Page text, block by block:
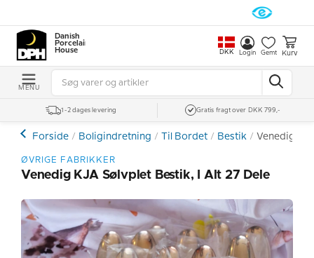
Danish
Porcelain
House
DKK Login Gemt Kurv
MENU
1-2 dages levering Gratis fragt over DKK 799,-
Forside Boligindretning Til Bordet Bestik Venedig
ØVRIGE FABRIKKER
Venedig KJA Sølvplet Bestik, I Alt 27 Dele